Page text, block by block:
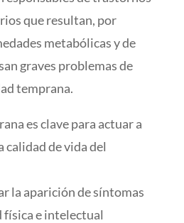
que resultan, por
metabólicas y de
graves problemas de
temprana.
es clave para actuar a
de vida del
la aparición de síntomas
física e intelectual